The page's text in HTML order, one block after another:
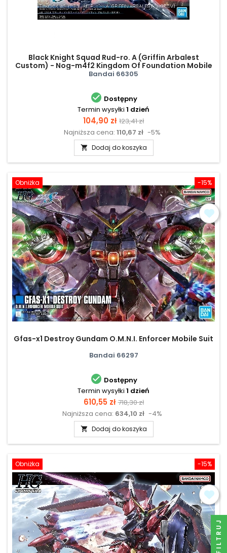
Black Knight Squad Rud-ro. A (Griffin Arbalest
Custom) - Nog-m4f2 Kingdom Of Foundation Mobile
Suit
Bandai 66305
 Dostępny
Termin wysyłki 1 dzień
Cena
104,90 zł Cena
podstawowa
123,41 zł
Najniższa cena: 110,67 zł -5%
 Dodaj do koszyka
-15%
Obniżka
Gfas-x1 Destroy Gundam O.M.N.I. Enforcer Mobile Suit
Bandai 66297
 Dostępny
Termin wysyłki 1 dzień
Cena
610,55 zł Cena
podstawowa
718,30 zł
Najniższa cena: 634,10 zł -4%
 Dodaj do koszyka
-15%
Obniżka
FILTRUJ